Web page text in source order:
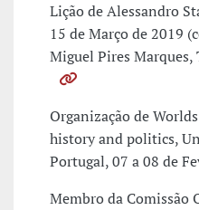
Lição de Alessandro
15 de Março de 2019
Miguel Pires Marques,
Organização de
history and politics,
Portugal, 07 a 08 de
Membro da Comissão